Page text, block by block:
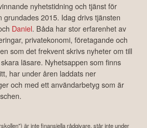
nyhetstidning och tjänst för
grundades 2015. Idag drivs tjänsten
Daniel. Båda har stor erfarenhet av
privatekonomi, företagande och
som det frekvent skrivs nyheter om till
läsare. Nyhetsappen som finns
har under åren laddats ner
och med ett användarbetyg som är
är inte finansiella rådgivare, står inte under